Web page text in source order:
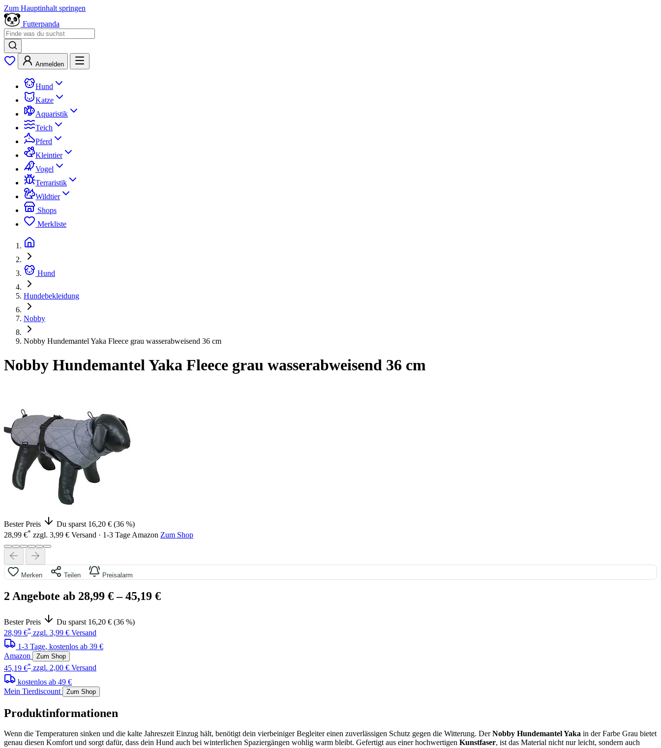
Zum Hauptinhalt springen
Futterpanda
Anmelden
Hund
Katze
Aquaristik
Teich
Pferd
Kleintier
Vogel
Terraristik
Wildtier
Shops
Merkliste
Hund
Hundebekleidung
Nobby
Nobby Hundemantel Yaka Fleece grau wasserabweisend 36 cm
Nobby Hundemantel Yaka Fleece grau wasserabweisend 36 cm
Bester Preis
Du sparst 16,20 € (36 %)
28,99 €* zzgl. 3,99 € Versand · 1-3 Tage Amazon Zum Shop
Merken Teilen Preisalarm
2 Angebote ab 28,99 €– 45,19 €
Bester Preis
Du sparst 16,20 € (36 %)
28,99 €* zzgl. 3,99 € Versand
1-3 Tage, kostenlos ab 39 €
Amazon
Zum Shop
45,19 €* zzgl. 2,00 € Versand
kostenlos ab 49 €
Mein Tierdiscount
Zum Shop
Produktinformationen
Wenn die Temperaturen sinken und die kalte Jahreszeit Einzug hält, benötigt dein vierbeiniger Begleiter einen zuverlässigen Schutz gegen die Witterung. DerNobby Hundemantel Yaka in der Farbe Grau bietet
genau diesen Komfort und sorgt dafür, dass dein Hund auch bei winterlichen Spaziergängen wohlig warm bleibt. Gefertigt aus einer hochwertigen Kunstfaser, ist das Material nicht nur leicht, sondern auch